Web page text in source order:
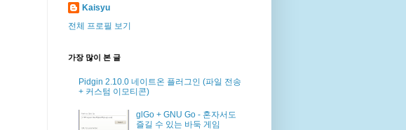
Kaisyu
전체 프로필 보기
가장 많이 본 글
Pidgin 2.10.0 네이트온 플러그인 (파일 전송
+ 커스텀 이모티콘)
glGo + GNU Go - 혼자서도
즐길 수 있는 바둑 게임